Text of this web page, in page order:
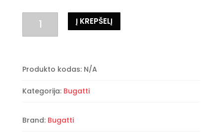
kiekis:
Bugatti
vaisių
Į KREPŠELĮ
Produkto kodas: N/A
Kategorija: Bugatti
Brand: Bugatti